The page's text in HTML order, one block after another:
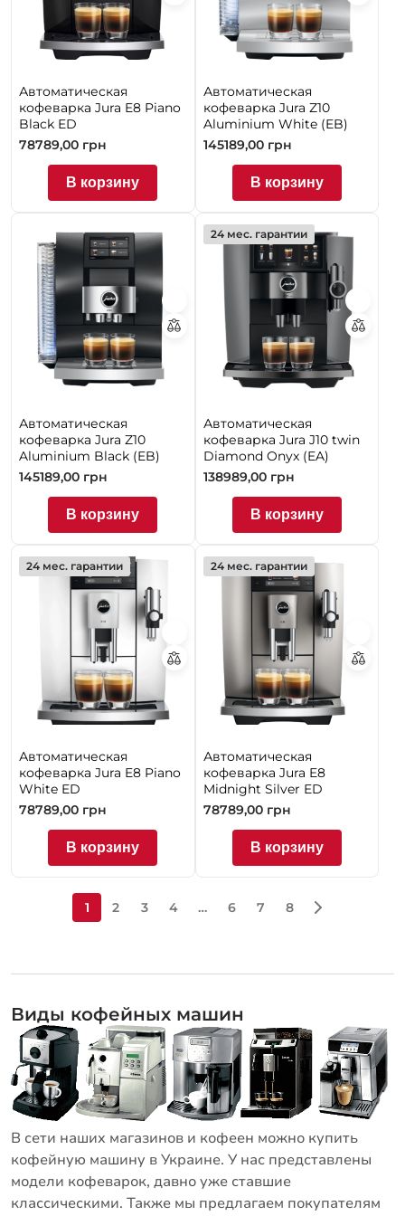
Автоматическая
кофеварка Jura E8 Piano
Black ED
78789,00 грн
В корзину
Автоматическая
кофеварка Jura Z10
Aluminium White (EB)
145189,00 грн
В корзину
Автоматическая
кофеварка Jura Z10
Aluminium Black (EB)
145189,00 грн
В корзину
24 мес. гарантии
Автоматическая
кофеварка Jura J10 twin
Diamond Onyx (EA)
138989,00 грн
В корзину
24 мес. гарантии
Автоматическая
кофеварка Jura E8 Piano
White ED
78789,00 грн
В корзину
24 мес. гарантии
Автоматическая
кофеварка Jura E8
Midnight Silver ED
78789,00 грн
В корзину
1 2 3 4 … 6 7 8
Виды кофейных машин
В сети наших магазинов и кофеен можно купить
кофейную машину в Украине. У нас представлены
модели кофеварок, давно уже ставшие
классическими. Также мы предлагаем покупателям